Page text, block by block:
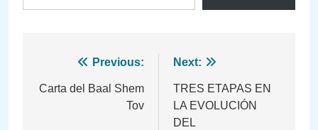
Navegación
de
Previous:
Carta del Baal Shem
Tov
Next:
TRES ETAPAS EN
LA EVOLUCIÓN
DEL